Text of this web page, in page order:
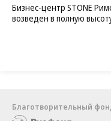
Бизнес-центр STONE
возведен в полную
Благотворительный